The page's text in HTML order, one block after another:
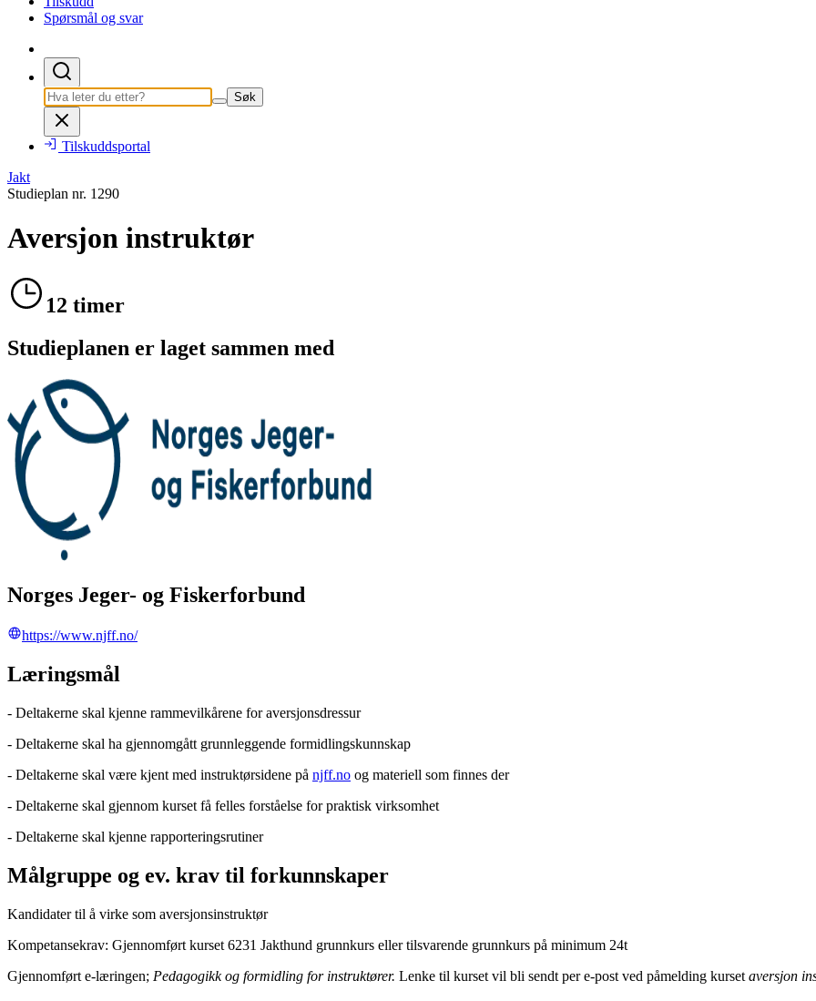
Spørsmål og svar
Søk
Tilskuddsportal
Jakt
Studieplan nr. 1290
Aversjon instruktør
12 timer
Studieplanen er laget sammen med
Norges Jeger- og Fiskerforbund
https://www.njff.no/
Læringsmål
- Deltakerne skal kjenne rammevilkårene for aversjonsdressur
- Deltakerne skal ha gjennomgått grunnleggende formidlingskunnskap
- Deltakerne skal være kjent med instruktørsidene på njff.no og materiell som finnes der
- Deltakerne skal gjennom kurset få felles forståelse for praktisk virksomhet
- Deltakerne skal kjenne rapporteringsrutiner
Målgruppe og ev. krav til forkunnskaper
Kandidater til å virke som aversjonsinstruktør
Kompetansekrav: Gjennomført kurset 6231 Jakthund grunnkurs eller tilsvarende grunnkurs på minimum 24t
Gjennomført e-læringen; Pedagogikk og formidling for instruktører. Lenke til kurset vil bli sendt per e-post ved påmelding kurset aversjon